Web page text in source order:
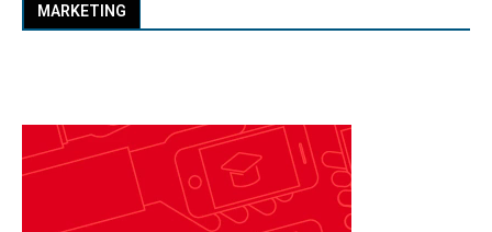
MARKETING